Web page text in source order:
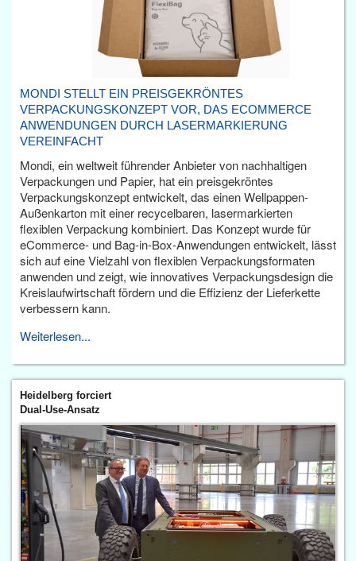
MONDI STELLT EIN PREISGEKRÖNTES
VERPACKUNGSKONZEPT VOR, DAS ECOMMERCE
ANWENDUNGEN DURCH LASERMARKIERUNG
VEREINFACHT
Mondi, ein weltweit führender Anbieter von nachhaltigen
Verpackungen und Papier, hat ein preisgekröntes
Verpackungskonzept entwickelt, das einen Wellpappen-
Außenkarton mit einer recycelbaren, lasermarkierten
flexiblen Verpackung kombiniert. Das Konzept wurde für
eCommerce- und Bag-in-Box-Anwendungen entwickelt, lässt
sich auf eine Vielzahl von flexiblen Verpackungsformaten
anwenden und zeigt, wie innovatives Verpackungsdesign die
Kreislaufwirtschaft fördern und die Effizienz der Lieferkette
verbessern kann.
Weiterlesen...
Heidelberg forciert
Dual-Use-Ansatz